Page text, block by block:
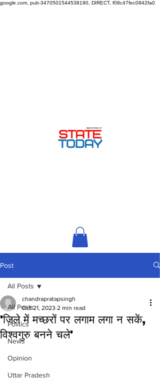
google.com, pub-3470501544538190, DIRECT, f08c47fec0942fa0
Post
All Posts
Politics
News
Opinion
Uttar Pradesh
All Posts
'जिले में मच्छरों पर लगाम लगा न सकें,
विश्वगुरु बनने चले'
chandrapratapsingh
Oct 21, 2023 2 min read